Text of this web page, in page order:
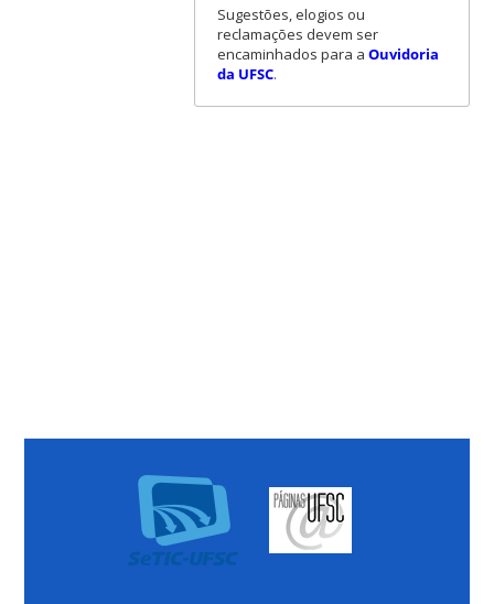
Sugestões, elogios ou
reclamações devem ser
encaminhados para a Ouvidoria
da UFSC.